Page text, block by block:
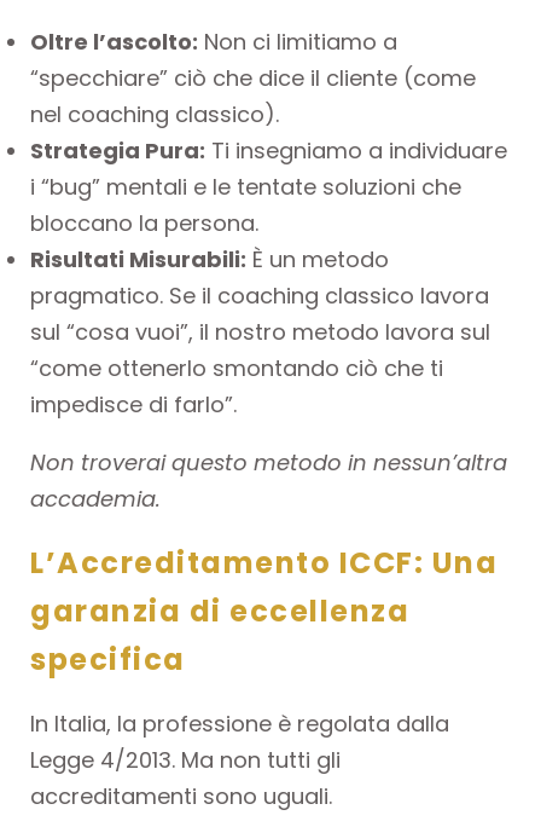
Oltre l’ascolto: Non ci limitiamo a
“specchiare” ciò che dice il cliente (come
nel coaching classico).
Strategia Pura: Ti insegniamo a individuare
i “bug” mentali e le tentate soluzioni che
bloccano la persona.
Risultati Misurabili: È un metodo
pragmatico. Se il coaching classico lavora
sul “cosa vuoi”, il nostro metodo lavora sul
“come ottenerlo smontando ciò che ti
impedisce di farlo”.
Non troverai questo metodo in nessun’altra
accademia.
L’Accreditamento ICCF: Una
garanzia di eccellenza
specifica
In Italia, la professione è regolata dalla
Legge 4/2013. Ma non tutti gli
accreditamenti sono uguali.